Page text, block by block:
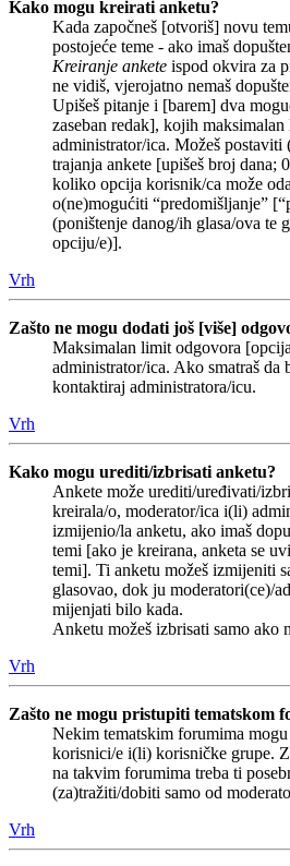
Kako mogu kreirati anketu?
Kada započneš [otvoriš] novu
postojeće teme - ako imaš
Kreiranje ankete ispod okvira za
ne vidiš, vjerojatno nemaš
Upišeš pitanje i [barem] dva
zaseban redak], kojih
administrator/ica. Možeš postaviti
trajanja ankete [upišeš broj dana;
koliko opcija korisnik/ca može
o(ne)mogućiti “predomišljanje”
(poništenje danog/ih glasa/ova te
opciju/e)].
Vrh
Zašto ne mogu dodati još [više]
Maksimalan limit odgovora
administrator/ica. Ako smatraš da
kontaktiraj administratora/icu.
Vrh
Kako mogu urediti/izbrisati anketu?
Ankete može urediti/uređivati/
kreirala/o, moderator/ica i(li)
izmijenio/la anketu, ako imaš
temi [ako je kreirana, anketa se
temi]. Ti anketu možeš izmijeniti
glasovao, dok ju moderatori(ce)/
mijenjati bilo kada.
Anketu možeš izbrisati samo ako
Vrh
Zašto ne mogu pristupiti tematskom
Nekim tematskim forumima
korisnici/e i(li) korisničke grupe.
na takvim forumima treba ti
(za)tražiti/dobiti samo od
Vrh